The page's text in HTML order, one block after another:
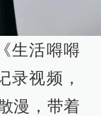
生活嘚嘚
录视频，
漫，带着